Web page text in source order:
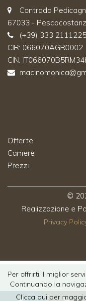
Contrada
67033 -
(+39) 333 2111225
CIR: 066070AGR0002
CIN:
Offerte
Camere
Prezzi
©
Realizzazione e
Privacy
Per offrirti il miglior
Continuando la
Clicca qui per